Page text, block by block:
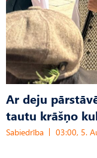
Ar deju
tautu krāšņo
Sabiedrība 03:00, 5.